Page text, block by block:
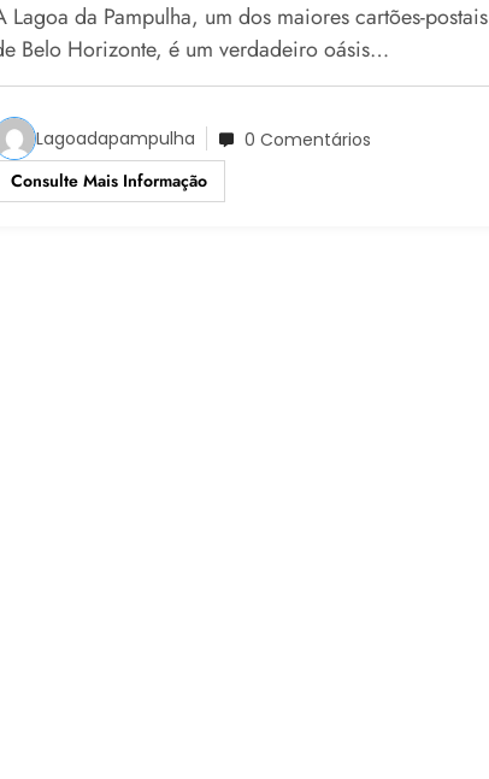
Lagoa da Pampulha, um dos maiores cartões-postais
Belo Horizonte, é um verdadeiro oásis…
Lagoadapampulha
0 Comentários
Consulte Mais Informação